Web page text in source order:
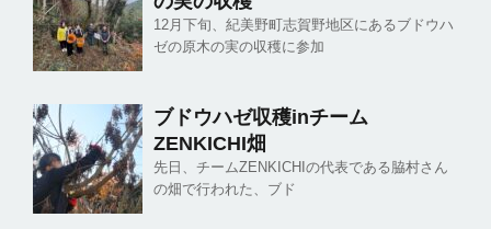
12月下旬、紀美野町志賀野地区にあるブドウハ
ゼの原木の実の収穫に参加
ブドウハゼ収穫inチーム
ZENKICHI畑
先日、チームZENKICHIの代表である脇村さん
の畑で行われた、ブド